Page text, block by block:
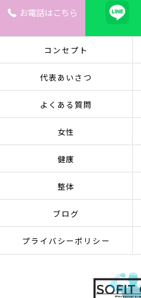
お電話はこちら
コンセプト
代表あいさつ
よくある質問
女性
健康
整体
ブログ
プライバシーポリシー